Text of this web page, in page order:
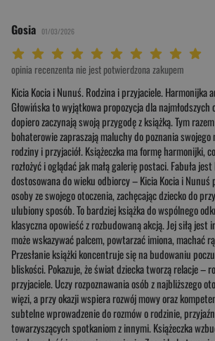
Gosia 01/03/2026
Twoja
Twoja
Twoja ocena:
Twoja ocena: Bardzo
Twoja ocena: Dobra 6/10"
Twoja ocena: Przeciętna 5/10"
Twoja ocena: Może być 4/10"
Twoja ocena: Słaba 3/10"
Twoja ocena: Bardzo słaba 2/10"
Twoja ocena: Beznadziejna 1/10"
opinia recenzenta nie jest potwierdzona zakupem
Kicia Kocia i Nunuś. Rodzina i przyjaciele. Harmonijka
Głowińska to wyjątkowa propozycja dla
dopiero zaczynają swoją przygodę z książką. Tym
bohaterowie zapraszają maluchy do poznania
rodziny i przyjaciół. Książeczka ma formę harmonijki,
rozłożyć i oglądać jak małą galerię postaci. Fabuła
dostosowana do wieku odbiorcy – Kicia Kocia i Nunuś
osoby ze swojego otoczenia, zachęcając dziecko do
ulubiony sposób. To bardziej książka do wspólnego
klasyczna opowieść z rozbudowaną akcją. Jej siłą
może wskazywać palcem, powtarzać imiona, machać
Przesłanie książki koncentruje się na budowaniu
bliskości. Pokazuje, że świat dziecka tworzą relacje –
przyjaciele. Uczy rozpoznawania osób z najbliższego
więzi, a przy okazji wspiera rozwój mowy oraz
subtelne wprowadzenie do rozmów o rodzinie,
towarzyszących spotkaniom z innymi. Książeczka